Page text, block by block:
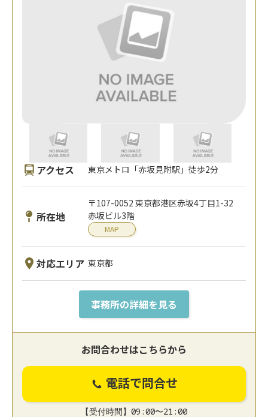
アクセス 東京メトロ「赤坂見附駅」徒歩2分
所在地
〒107-0052 東京都港区赤坂4丁目1-32
赤坂ビル3階
MAP
対応エリア 東京都
事務所の詳細を見る
お問合わせはこちらから
電話で問合せ
【受付時間】09:00〜21:00